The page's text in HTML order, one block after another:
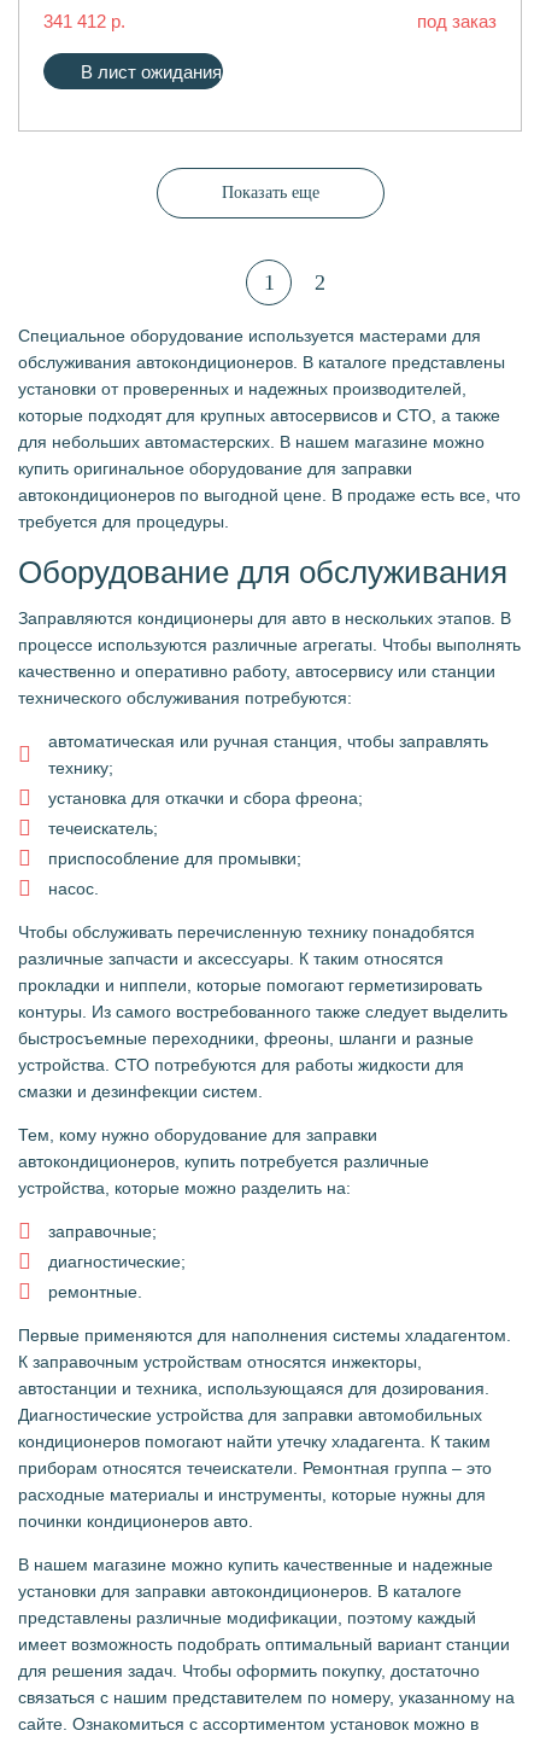
341 412 р. под заказ
В лист ожидания
Показать еще
1 2
Специальное оборудование используется мастерами для
обслуживания автокондиционеров. В каталоге представлены
установки от проверенных и надежных производителей,
которые подходят для крупных автосервисов и СТО, а также
для небольших автомастерских. В нашем магазине можно
купить оригинальное оборудование для заправки
автокондиционеров по выгодной цене. В продаже есть все, что
требуется для процедуры.
Оборудование для обслуживания
Заправляются кондиционеры для авто в нескольких этапов. В
процессе используются различные агрегаты. Чтобы выполнять
качественно и оперативно работу, автосервису или станции
технического обслуживания потребуются:
автоматическая или ручная станция, чтобы заправлять
технику;
установка для откачки и сбора фреона;
течеискатель;
приспособление для промывки;
насос.
Чтобы обслуживать перечисленную технику понадобятся
различные запчасти и аксессуары. К таким относятся
прокладки и ниппели, которые помогают герметизировать
контуры. Из самого востребованного также следует выделить
быстросъемные переходники, фреоны, шланги и разные
устройства. СТО потребуются для работы жидкости для
смазки и дезинфекции систем.
Тем, кому нужно оборудование для заправки
автокондиционеров, купить потребуется различные
устройства, которые можно разделить на:
заправочные;
диагностические;
ремонтные.
Первые применяются для наполнения системы хладагентом.
К заправочным устройствам относятся инжекторы,
автостанции и техника, использующаяся для дозирования.
Диагностические устройства для заправки автомобильных
кондиционеров помогают найти утечку хладагента. К таким
приборам относятся течеискатели. Ремонтная группа – это
расходные материалы и инструменты, которые нужны для
починки кондиционеров авто.
В нашем магазине можно купить качественные и надежные
установки для заправки автокондиционеров. В каталоге
представлены различные модификации, поэтому каждый
имеет возможность подобрать оптимальный вариант станции
для решения задач. Чтобы оформить покупку, достаточно
связаться с нашим представителем по номеру, указанному на
сайте. Ознакомиться с ассортиментом установок можно в